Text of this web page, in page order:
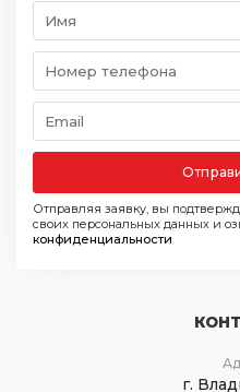
Отправляя заявку, вы
своих персональных данных и
конфиденциальности
г.